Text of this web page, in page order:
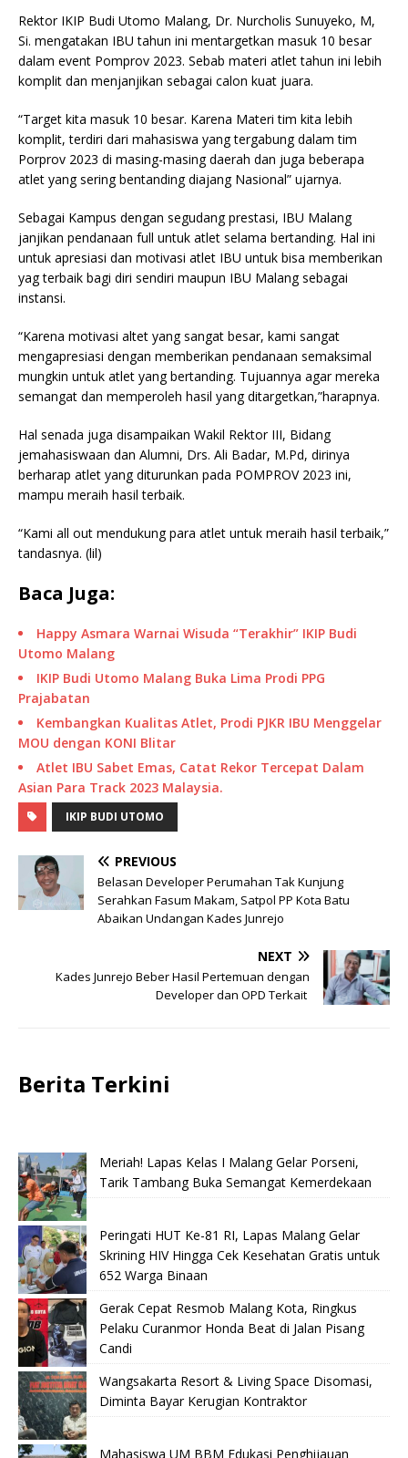
Rektor IKIP Budi Utomo Malang, Dr. Nurcholis Sunuyeko, M,
Si. mengatakan IBU tahun ini mentargetkan masuk 10 besar
dalam event Pomprov 2023. Sebab materi atlet tahun ini lebih
komplit dan menjanjikan sebagai calon kuat juara.
“Target kita masuk 10 besar. Karena Materi tim kita lebih
komplit, terdiri dari mahasiswa yang tergabung dalam tim
Porprov 2023 di masing-masing daerah dan juga beberapa
atlet yang sering bentanding diajang Nasional” ujarnya.
Sebagai Kampus dengan segudang prestasi, IBU Malang
janjikan pendanaan full untuk atlet selama bertanding. Hal ini
untuk apresiasi dan motivasi atlet IBU untuk bisa memberikan
yag terbaik bagi diri sendiri maupun IBU Malang sebagai
instansi.
“Karena motivasi altet yang sangat besar, kami sangat
mengapresiasi dengan memberikan pendanaan semaksimal
mungkin untuk atlet yang bertanding. Tujuannya agar mereka
semangat dan memperoleh hasil yang ditargetkan,”harapnya.
Hal senada juga disampaikan Wakil Rektor III, Bidang
jemahasiswaan dan Alumni, Drs. Ali Badar, M.Pd, dirinya
berharap atlet yang diturunkan pada POMPROV 2023 ini,
mampu meraih hasil terbaik.
“Kami all out mendukung para atlet untuk meraih hasil terbaik,”
tandasnya. (lil)
Baca Juga:
Happy Asmara Warnai Wisuda “Terakhir” IKIP Budi
Utomo Malang
IKIP Budi Utomo Malang Buka Lima Prodi PPG
Prajabatan
Kembangkan Kualitas Atlet, Prodi PJKR IBU Menggelar
MOU dengan KONI Blitar
Atlet IBU Sabet Emas, Catat Rekor Tercepat Dalam
Asian Para Track 2023 Malaysia.
IKIP BUDI UTOMO
PREVIOUS
Belasan Developer Perumahan Tak Kunjung
Serahkan Fasum Makam, Satpol PP Kota Batu
Abaikan Undangan Kades Junrejo
NEXT
Kades Junrejo Beber Hasil Pertemuan dengan
Developer dan OPD Terkait
Berita Terkini
Meriah! Lapas Kelas I Malang Gelar Porseni,
Tarik Tambang Buka Semangat Kemerdekaan
Peringati HUT Ke-81 RI, Lapas Malang Gelar
Skrining HIV Hingga Cek Kesehatan Gratis untuk
652 Warga Binaan
Gerak Cepat Resmob Malang Kota, Ringkus
Pelaku Curanmor Honda Beat di Jalan Pisang
Candi
Wangsakarta Resort & Living Space Disomasi,
Diminta Bayar Kerugian Kontraktor
Mahasiswa UM BBM Edukasi Penghijauan